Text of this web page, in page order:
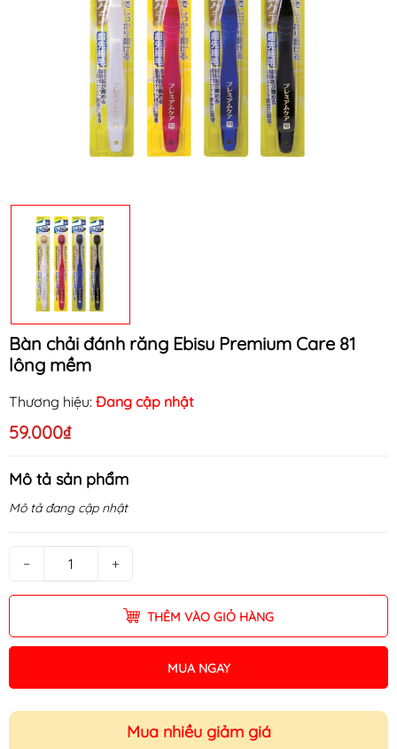
Bàn chải đánh răng Ebisu Premium Care 81
lông mềm
Thương hiệu: Đang cập nhật
59.000₫
Mô tả sản phẩm
Mô tả đang cập nhật
− +
THÊM VÀO GIỎ HÀNG
MUA NGAY
Mua nhiều giảm giá
Mã khuyến mãi: